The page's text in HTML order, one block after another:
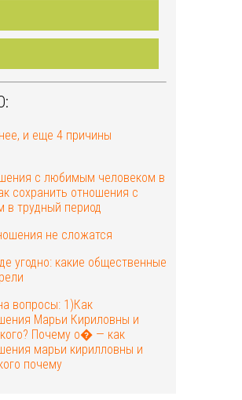
и еще 4 причины
с любимым человеком в
сохранить отношения с
трудный период
не сложатся
угодно: какие общественные
вопросы: 1)Как
Марьи Кириловны и
Почему о� — как
марьи кирилловны и
почему